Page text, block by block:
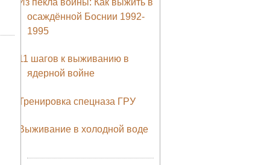
Из пекла войны: Как выжить в
осаждённой Боснии 1992-
1995
11 шагов к выживанию в
ядерной войне
Тренировка спецназа ГРУ
Выживание в холодной воде